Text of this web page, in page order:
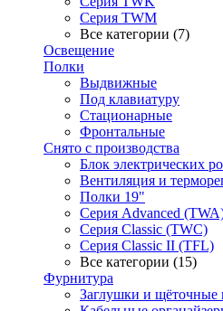
Серия TWM
Все категории (7)
Освещение
Полки
Выдвижные
Под клавиатуру
Стационарные
Фронтальные
Снято с производства
Блок электрических
Вентиляция и
Полки 19"
Серия Advanced
Серия Classic (TWC)
Серия Classic II (TFL)
Все категории (15)
Фурнитура
Заглушки и щёточные